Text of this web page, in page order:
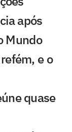
após
Mundo
e o
quase